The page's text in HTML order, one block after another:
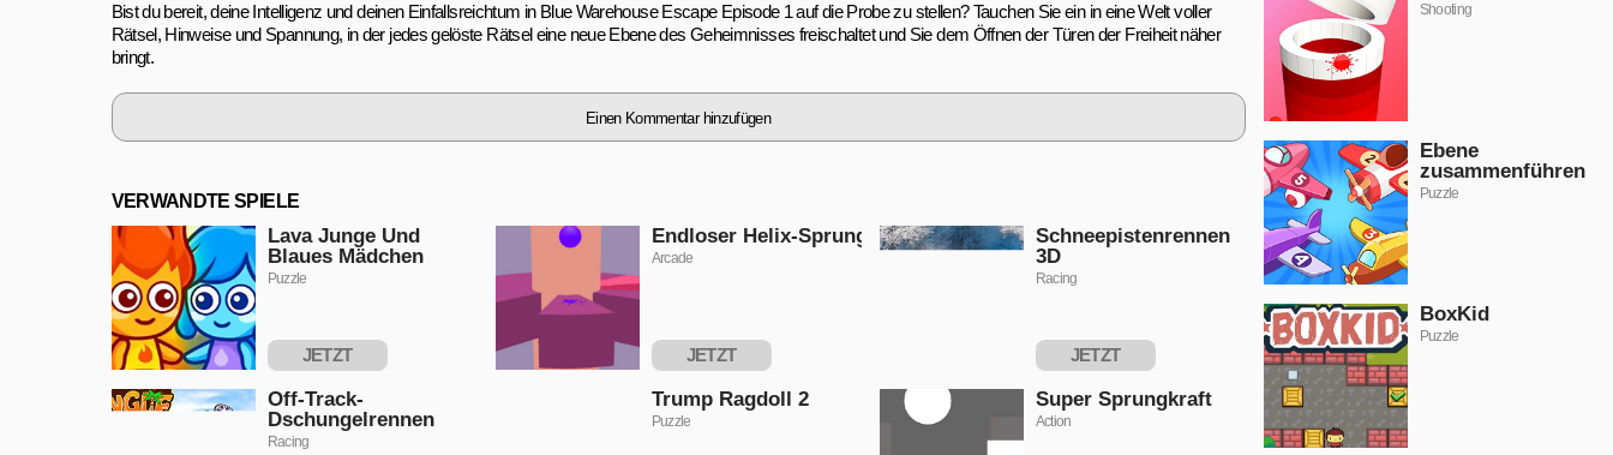
Bist du bereit, deine Intelligenz und deinen Einfallsreichtum in Blue Warehouse Escape Episode 1 auf die Probe zu stellen? Tauchen Sie ein in eine Welt voller
Rätsel, Hinweise und Spannung, in der jedes gelöste Rätsel eine neue Ebene des Geheimnisses freischaltet und Sie dem Öffnen der Türen der Freiheit näher
bringt.
Einen Kommentar hinzufügen
VERWANDTE SPIELE
Lava Junge Und
Blaues Mädchen
Puzzle
JETZT
Endloser Helix-Sprung
Arcade
JETZT
Schneepistenrennen
3D
Racing
JETZT
Off-Track-
Dschungelrennen
Racing
Trump Ragdoll 2
Puzzle
Super Sprungkraft
Action
Shooting
Ebene
zusammenführen
Puzzle
BoxKid
Puzzle